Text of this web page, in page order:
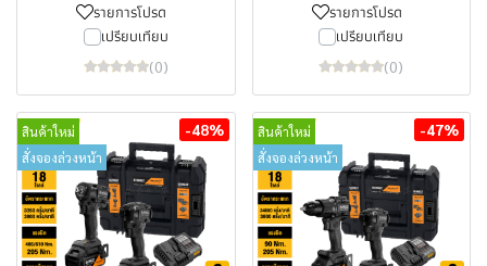
รายการโปรด
เปรียบเทียบ
(0)
รายการโปรด
เปรียบเทียบ
(0)
สินค้าใหม่
สั่งจองล่วงหน้า
-48%
สินค้าใหม่
สั่งจองล่วงหน้า
-47%